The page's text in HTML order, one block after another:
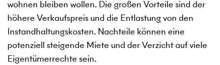
wohnen bleiben wollen. Die großen Vorteile sind der
höhere Verkaufspreis und die Entlastung von den
Instandhaltungskosten. Nachteile können eine
potenziell steigende Miete und der Verzicht auf viele
Eigentümerrechte sein.